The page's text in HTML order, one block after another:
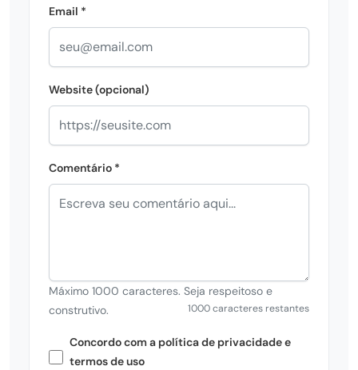
Email *
Website (opcional)
Comentário *
Máximo 1000 caracteres. Seja respeitoso e
construtivo.
1000 caracteres restantes
Concordo com a política de privacidade e
termos de uso